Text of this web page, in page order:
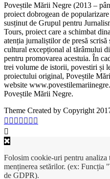
Poveștile Mării Negre (2013 –
proiect dobrogean de
susținut de Grupul pentru
Tours, proiect care a schimbat
atenția jurnaliștilor de presă
cultural excepțional al tărâmului
pentru promovarea acestuia. În
trei volume de istorii, povestiri și
proiectului original, Poveștile
website
Poveștile Mării Negre.
Theme Created by Copyright
Folosim cookie-uri pentru
menținerea setărilor. (ex: Funcția
de GDPR).